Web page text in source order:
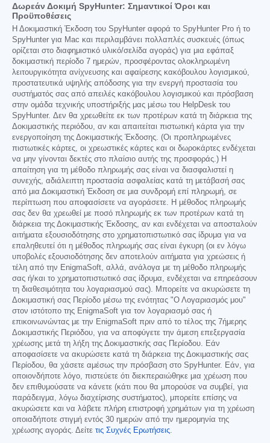
Δωρεάν Δοκιμή SpyHunter: Σημαντικοί Όροι και
Προϋποθέσεις
Η Δοκιμαστική Έκδοση του SpyHunter αφορά το SpyHunter Pro ή το
SpyHunter για Mac και περιλαμβάνει πολλαπλές συσκευές (όπως
ορίζεται στο διαφημιστικό υλικό/σελίδα αγοράς) για μια εφάπαξ
δοκιμαστική περίοδο 7 ημερών, προσφέροντας ολοκληρωμένη
λειτουργικότητα ανίχνευσης και αφαίρεσης κακόβουλου λογισμικού,
προστατευτικά υψηλής απόδοσης για την ενεργή προστασία του
συστήματός σας από απειλές κακόβουλου λογισμικού και πρόσβαση
στην ομάδα τεχνικής υποστήριξής μας μέσω του HelpDesk του
SpyHunter. Δεν θα χρεωθείτε εκ των προτέρων κατά τη διάρκεια της
Δοκιμαστικής περιόδου, αν και απαιτείται πιστωτική κάρτα για την
ενεργοποίηση της Δοκιμαστικής Έκδοσης. (Οι προπληρωμένες
πιστωτικές κάρτες, οι χρεωστικές κάρτες και οι δωροκάρτες ενδέχεται
να μην γίνονται δεκτές στο πλαίσιο αυτής της προσφοράς.) Η
απαίτηση για τη μέθοδο πληρωμής σας είναι να διασφαλιστεί η
συνεχής, αδιάλειπτη προστασία ασφαλείας κατά τη μετάβασή σας
από μια Δοκιμαστική Έκδοση σε μια συνδρομή επί πληρωμή, σε
περίπτωση που αποφασίσετε να αγοράσετε. Η μέθοδος πληρωμής
σας δεν θα χρεωθεί με ποσό πληρωμής εκ των προτέρων κατά τη
διάρκεια της Δοκιμαστικής Έκδοσης, αν και ενδέχεται να αποσταλούν
αιτήματα εξουσιοδότησης στο χρηματοπιστωτικό σας ίδρυμα για να
επαληθευτεί ότι η μέθοδος πληρωμής σας είναι έγκυρη (οι εν λόγω
υποβολές εξουσιοδότησης δεν αποτελούν αιτήματα για χρεώσεις ή
τέλη από την EnigmaSoft, αλλά, ανάλογα με τη μέθοδο πληρωμής
σας ή/και το χρηματοπιστωτικό σας ίδρυμα, ενδέχεται να επηρεάσουν
τη διαθεσιμότητα του λογαριασμού σας). Μπορείτε να ακυρώσετε τη
Δοκιμαστική σας Περίοδο μέσω της ενότητας "Ο Λογαριασμός μου"
στον ιστότοπο της EnigmaSoft για τον λογαριασμό σας ή
επικοινωνώντας με την EnigmaSoft πριν από το τέλος της 7ήμερης
Δοκιμαστικής Περιόδου, για να αποφύγετε την άμεση επεξεργασία
χρέωσης μετά τη λήξη της Δοκιμαστικής σας Περίοδου. Εάν
αποφασίσετε να ακυρώσετε κατά τη διάρκεια της Δοκιμαστικής σας
Περίοδου, θα χάσετε αμέσως την πρόσβαση στο SpyHunter. Εάν, για
οποιονδήποτε λόγο, πιστεύετε ότι διεκπεραιώθηκε μια χρέωση που
δεν επιθυμούσατε να κάνετε (κάτι που θα μπορούσε να συμβεί, για
παράδειγμα, λόγω διαχείρισης συστήματος), μπορείτε επίσης να
ακυρώσετε και να λάβετε πλήρη επιστροφή χρημάτων για τη χρέωση
οποιαδήποτε στιγμή εντός 30 ημερών από την ημερομηνία της
χρέωσης αγοράς. Δείτε τις Συχνές Ερωτήσεις